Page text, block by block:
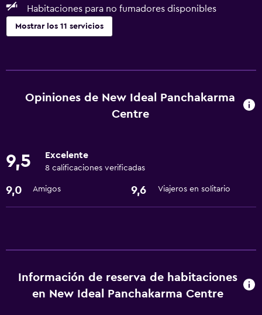
Habitaciones para no fumadores disponibles
Mostrar los 11 servicios
Servicio de habitaciones
Check-out exprés
Lavandería
Habitaciones para no fumadores disponibles
Opiniones de New Ideal Panchakarma
Centre
9,5 Excelente
8 calificaciones verificadas
9,0 Amigos 9,6 Viajeros en solitario
Información de reserva de habitaciones
en New Ideal Panchakarma Centre